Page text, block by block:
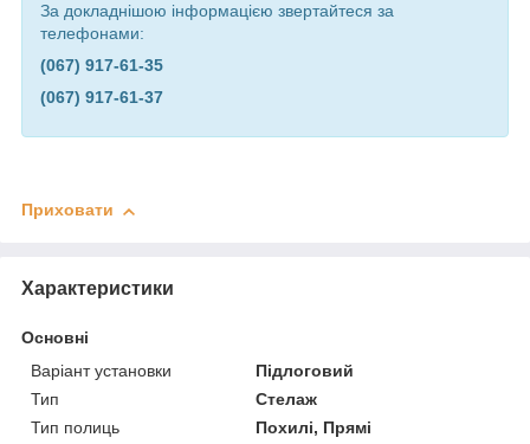
За докладнішою інформацією звертайтеся за
телефонами:
(067) 917-61-35
(067) 917-61-37
Приховати
Характеристики
Основні
Варіант установки
Підлоговий
Тип
Стелаж
Тип полиць
Похилі, Прямі